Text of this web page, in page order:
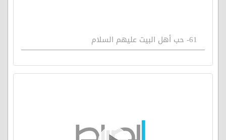
61- حب أهل البيت عليهم السلام